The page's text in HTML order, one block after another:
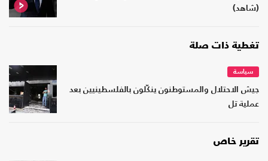
(شاهد)
تغطية ذات صلة
سياسة
جيش الاحتلال والمستوطنون ينكّلون بالفلسطينيين بعد
عملية تل
تقرير خاص